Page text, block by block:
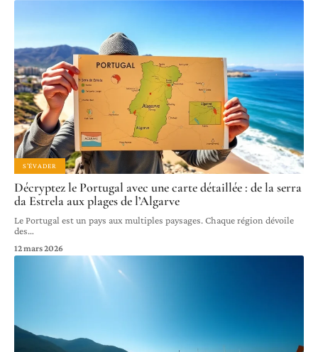
S'ÉVADER
Décryptez le Portugal avec une carte détaillée : de la serra
da Estrela aux plages de l’Algarve
Le Portugal est un pays aux multiples paysages. Chaque région dévoile
des…
12 mars 2026